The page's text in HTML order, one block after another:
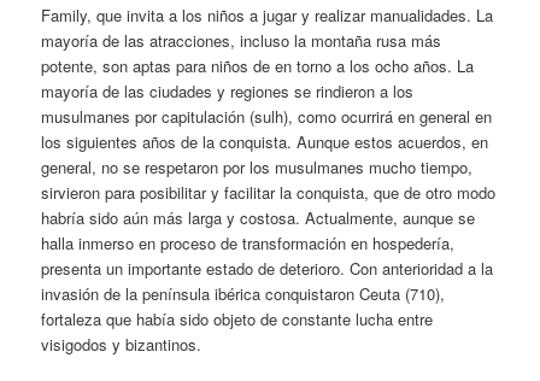
Family, que invita a los niños a jugar y realizar manualidades. La
mayoría de las atracciones, incluso la montaña rusa más
potente, son aptas para niños de en torno a los ocho años. La
mayoría de las ciudades y regiones se rindieron a los
musulmanes por capitulación (sulh), como ocurrirá en general en
los siguientes años de la conquista. Aunque estos acuerdos, en
general, no se respetaron por los musulmanes mucho tiempo,
sirvieron para posibilitar y facilitar la conquista, que de otro modo
habría sido aún más larga y costosa. Actualmente, aunque se
halla inmerso en proceso de transformación en hospedería,
presenta un importante estado de deterioro. Con anterioridad a la
invasión de la península ibérica conquistaron Ceuta (710),
fortaleza que había sido objeto de constante lucha entre
visigodos y bizantinos.